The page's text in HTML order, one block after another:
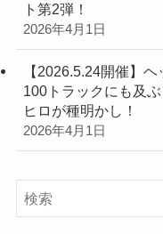
ト第2弾！
2026年4月1日
【2026.5.24開催】
100トラックにも及
ヒロが種明かし！
2026年4月1日